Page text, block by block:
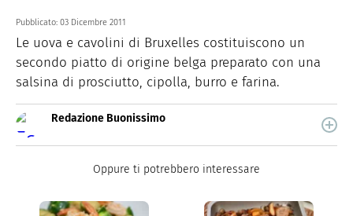
Pubblicato: 03 Dicembre 2011
Le uova e cavolini di Bruxelles costituiscono un
secondo piatto di origine belga preparato con una
salsina di prosciutto, cipolla, burro e farina.
Redazione Buonissimo
quale trovi idee veloci, facili e spiegate passo passo.
Oppure ti potrebbero interessare